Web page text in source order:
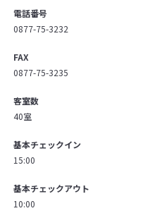
電話番号
0877-75-3232
FAX
0877-75-3235
客室数
40室
基本チェックイン
15:00
基本チェックアウト
10:00